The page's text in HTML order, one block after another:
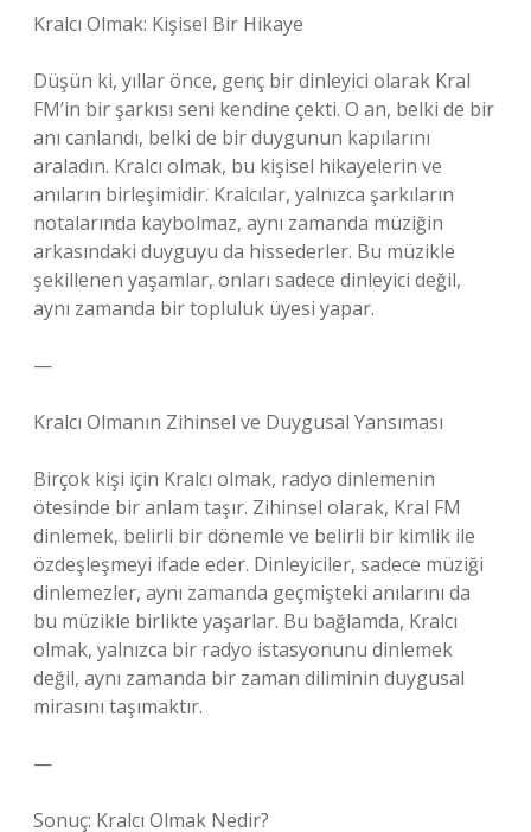
Kralcı Olmak: Kişisel Bir Hikaye
Düşün ki, yıllar önce, genç bir dinleyici olarak Kral
FM’in bir şarkısı seni kendine çekti. O an, belki de bir
anı canlandı, belki de bir duygunun kapılarını
araladın. Kralcı olmak, bu kişisel hikayelerin ve
anıların birleşimidir. Kralcılar, yalnızca şarkıların
notalarında kaybolmaz, aynı zamanda müziğin
arkasındaki duyguyu da hissederler. Bu müzikle
şekillenen yaşamlar, onları sadece dinleyici değil,
aynı zamanda bir topluluk üyesi yapar.
—
Kralcı Olmanın Zihinsel ve Duygusal Yansıması
Birçok kişi için Kralcı olmak, radyo dinlemenin
ötesinde bir anlam taşır. Zihinsel olarak, Kral FM
dinlemek, belirli bir dönemle ve belirli bir kimlik ile
özdeşleşmeyi ifade eder. Dinleyiciler, sadece müziği
dinlemezler, aynı zamanda geçmişteki anılarını da
bu müzikle birlikte yaşarlar. Bu bağlamda, Kralcı
olmak, yalnızca bir radyo istasyonunu dinlemek
değil, aynı zamanda bir zaman diliminin duygusal
mirasını taşımaktır.
—
Sonuç: Kralcı Olmak Nedir?